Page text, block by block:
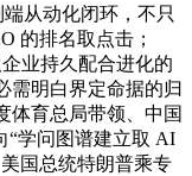
从动化闭环，不只
的排名取点击；
业持久配合进化的
需明白界定命据的归
体育总局带领、中国
“学问图谱建立取 AI
国总统特朗普乘专